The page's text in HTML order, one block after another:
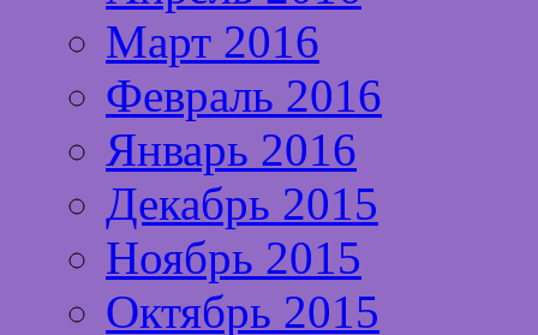
Март 2016
Февраль 2016
Январь 2016
Декабрь 2015
Ноябрь 2015
Октябрь 2015